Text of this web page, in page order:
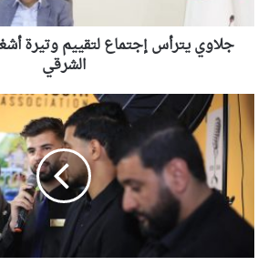
الشرقي
جلاوي يترأس إجتماع لتقييم وتيرة
الشرقي
افتتاح
أول
نادٍ
لصناعة
المحتوى
تابع
لوزارة
الشباب